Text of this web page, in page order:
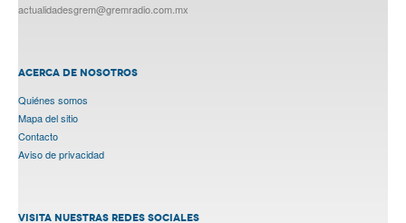
actualidadesgrem@gremradio.com.mx
ACERCA DE NOSOTROS
Quiénes somos
Mapa del sitio
Contacto
Aviso de privacidad
VISITA NUESTRAS REDES SOCIALES